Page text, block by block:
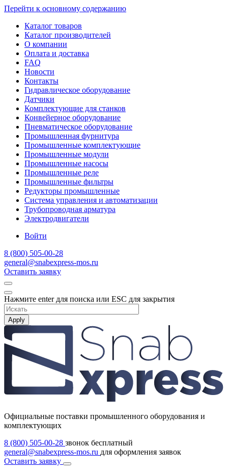
Перейти к основному содержанию
Каталог товаров
Каталог производителей
О компании
Оплата и доставка
FAQ
Новости
Контакты
Гидравлическое оборудование
Датчики
Комплектующие для станков
Конвейерное оборудование
Пневматическое оборудование
Промышленная фурнитура
Промышленные комплектующие
Промышленные модули
Промышленные насосы
Промышленные реле
Промышленные фильтры
Редукторы промышленные
Система управления и автоматизации
Трубопроводная арматура
Электродвигатели
Войти
8 (800) 505-00-28
general@snabexpress-mos.ru
Оставить заявку
Нажмите enter для поиска или ESC для закрытия
Apply
Официальные поставки промышленного оборудования и
комплектующих
8 (800) 505-00-28 звонок бесплатный
general@snabexpress-mos.ru для оформления заявок
Оставить заявку